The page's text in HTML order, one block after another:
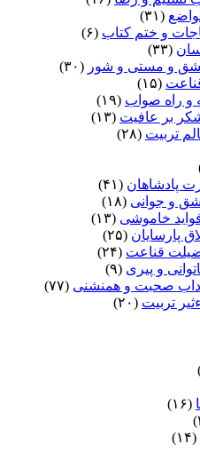
(۳۱)
و ختم کتاب (۶)
(۳۳)
و مستی و شور (۳۰)
(۱۵)
و راه صواب (۱۹)
بر عافیت (۱۳)
تربیت (۲۸)
پادشاهان (۴۱)
و جوانى (۱۸)
خاموشى (۱۳)
پارسایان (۲۵)
قناعت (۲۴)
و پیرى (۹)
صحبت و همنشنى (۷۷)
تربیت (۲۰)
(۱۶)
(۱۴)